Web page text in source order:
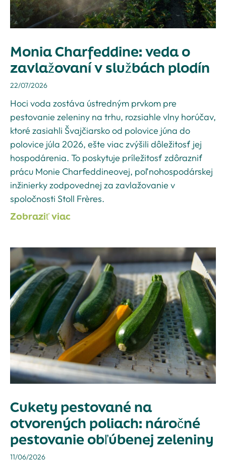
Monia Charfeddine: veda o
zavlažovaní v službách plodín
22/07/2026
Hoci voda zostáva ústredným prvkom pre
pestovanie zeleniny na trhu, rozsiahle vlny horúčav,
ktoré zasiahli Švajčiarsko od polovice júna do
polovice júla 2026, ešte viac zvýšili dôležitosť jej
hospodárenia. To poskytuje príležitosť zdôrazniť
prácu Monie Charfeddineovej, poľnohospodárskej
inžinierky zodpovednej za zavlažovanie v
spoločnosti Stoll Frères.
Zobraziť viac
Cukety pestované na
otvorených poliach: náročné
pestovanie obľúbenej zeleniny
11/06/2026